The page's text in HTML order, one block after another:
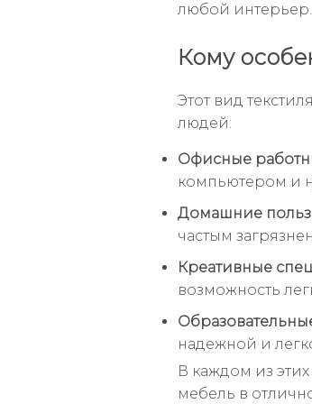
любой интерьер.
Кому
Этот вид
людей:
Офисные
компьютером и
Домашние
частым
Креативные
возможность
надежной и
В каждом из
мебель в